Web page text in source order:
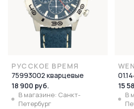
РУССКОЕ ВРЕМЯ
75993002 кварцевые
18 900 руб.
В магазине: Санкт-
Петербург
15
В